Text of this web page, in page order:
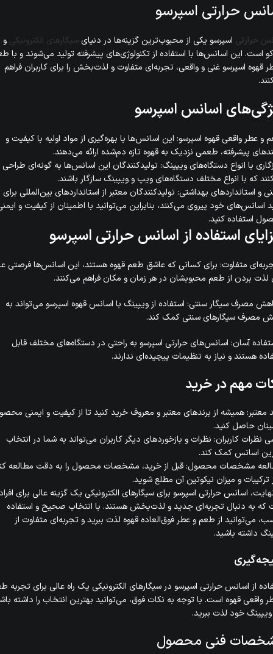
حرارتی اسپرسو
حرارتی اسپرسو یکی از محبوب‌ترین گزینه‌ها در دنیای سیگارهای الکترونیکی و
است. این اسانس‌ها با استفاده از تکنولوژی‌های پیشرفته تولید می‌شوند و با
قهوه‌ اسپرسو غنی و واقعی، تجربه‌ای متفاوت و لذت‌بخش را برای کاربران فراهم
اسانس اسپرسو
عطر واقعی قهوه اسپرسو: این اسانس‌ها با بهره‌گیری از مواد اولیه با کیفیت و
پیشرفته، طعمی نزدیک به قهوه تازه دم‌شده ارائه می‌دهند.
با انواع دستگاه‌های ویپینگ: تولیدکنندگان این اسانس‌ها به گونه‌ای طراحی
که با انواع مختلف دستگاه‌های ویپ و ویپینگ سازگار باشند.
و استانداردهای بهداشتی: تولیدکنندگان معتبر از استانداردهای بین‌المللی برای
اسانس‌های خود پیروی می‌کنند، بنابراین می‌توانید با اطمینان از کیفیت و
استفاده کنید.
استفاده از اسانس حرارتی اسپرسو
متفاوت: برای کسانی که عاشق طعم قهوه هستند، این اسانس‌ها فرصتی
لذت بردن از طعم محبوبشان در هر زمان و مکان فراهم می‌کنند.
مصرف سیگار سنتی: استفاده از ویپینگ با اسانس قهوه اسپرسو می‌تواند به
مصرف سیگارهای سنتی کمک کند.
آسان: اسانس‌های حرارتی اسپرسو به راحتی در دستگاه‌های مختلف قابل
هستند و نیاز به تنظیمات پیچیده‌ای ندارند.
مهم در خرید
معتبر: همیشه از برندهای معتبر و معروف خرید کنید تا از کیفیت و ایمنی
حاصل کنید.
نظرات کاربران: نظرات و بازخوردهای دیگر کاربران می‌تواند به شما در انتخاب
اسانس کمک کند.
مشخصات محصول: قبل از خرید، مشخصات محصول را به دقت مطالعه
ترکیبات و میزان نیکوتین آن مطلع شوید.
اسانس حرارتی اسپرسو برای سیگارهای الکترونیکی یک گزینه عالی برای
که به دنبال تجربه‌ای جدید و لذت‌بخش هستند. با انتخاب صحیح و استفاده
می‌توانید از طعم و عطر فوق‌العاده قهوه لذت ببرید و تجربه‌ای متفاوت از
داشته باشید.
از اسانس حرارتی اسپرسو در سیگارهای الکترونیکی یک راه عالی برای تجربه
واقعی قهوه است. با توجه به نکات فوق، می‌توانید بهترین انتخاب را داشته
ویپینگ خود لذت ببرید.
فنی محصول